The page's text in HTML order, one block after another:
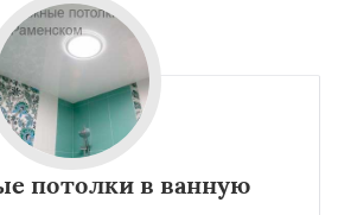
потолки в ванную